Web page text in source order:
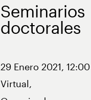
Seminarios
doctorales
29 Enero 2021,
Virtual,